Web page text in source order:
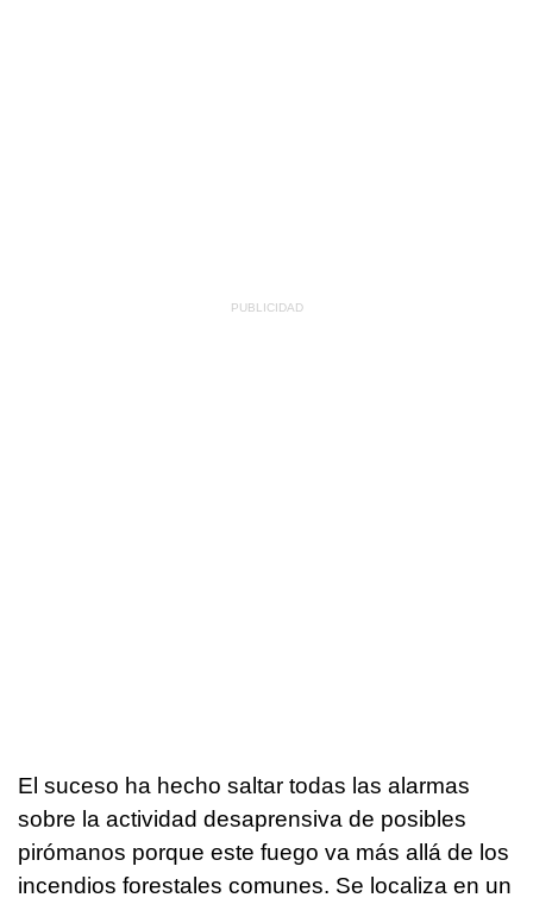
El suceso ha hecho saltar todas las alarmas
sobre la actividad desaprensiva de posibles
pirómanos porque este fuego va más allá de los
incendios forestales comunes. Se localiza en un